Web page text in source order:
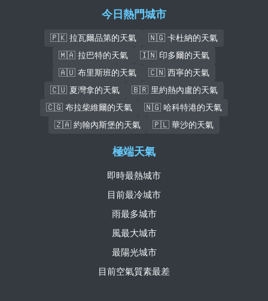
今日熱門城市
🇵🇰 拉瓦爾品第的天氣
🇳🇬 卡杜納的天氣
🇲🇦 拉巴特的天氣
🇮🇳 印多爾的天氣
🇦🇺 布里斯班的天氣
🇨🇳 西寧的天氣
🇨🇺 夏灣拿的天氣
🇧🇷 里約熱內盧的天氣
🇨🇬 布拉柴維爾的天氣
🇳🇬 哈科特港的天氣
🇿🇦 約翰內斯堡的天氣
🇵🇱 華沙的天氣
極端天氣
即時最熱城市
目前最冷城市
雨最多城市
風最大城市
最陽光城市
目前空氣質素最差